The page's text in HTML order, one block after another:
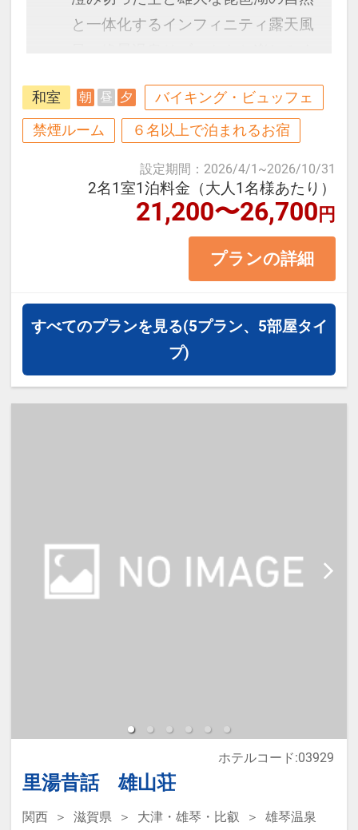
と一体化するインフィニティ露天風
■お部屋タイプ：＜禁煙＞ 西館 和
トイレ付
・お部屋の広さはご宿泊施設の都合
となり、お選び頂く事はできませ
【宿泊施設における[こども・添い
寝]について】
・こどもＡ料金は9～12歳（小学
生）、こどもＢ料金は4～8歳が対象
必ず入力してください。
※宿泊税が必要な場合は現地払いと
和室 朝 昼 夕 バイキング・ビュッフェ
禁煙ルーム ６名以上で泊まれるお宿
設定期間 ： 2026/4/1 ~2026/10/31
2名1室1泊料金（大人1名様あたり）
21,200〜26,700円
プランの詳細
すべてのプランを見る(5プラン、5部屋タイ
プ)
里湯昔話 雄山荘
ホテルコード:03929
関西 滋賀県 大津・雄琴・比叡
雄琴温泉